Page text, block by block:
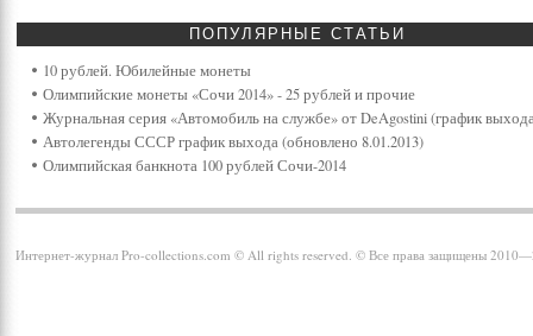
ПОПУЛЯРНЫЕ СТАТЬИ
10 рублей. Юбилейные монеты
Олимпийские монеты «Сочи 2014» - 25 рублей и прочие
Журнальная серия «Автомобиль на службе» от DeAgostini (график
Автолегенды СССР график выхода (обновлено 8.01.2013)
Олимпийская банкнота 100 рублей Сочи-2014
Интернет-журнал Pro-collections.com © All rights reserved. © Все права защищены